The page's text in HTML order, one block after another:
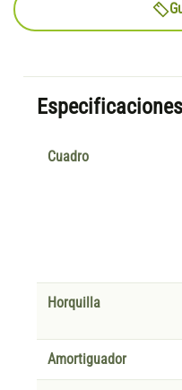
Cuadro
Horquilla
Amortiguador